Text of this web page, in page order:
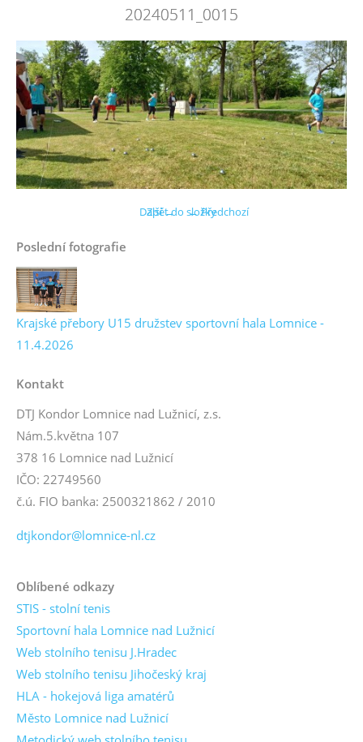
20240511_0015
← Předchozí
Další →
Zpět do složky
Poslední fotografie
Krajské přebory U15 družstev sportovní hala Lomnice -
11.4.2026
Kontakt
DTJ Kondor Lomnice nad Lužnicí, z.s.
Nám.5.května 107
378 16 Lomnice nad Lužnicí
IČO: 22749560
č.ú. FIO banka: 2500321862 / 2010
dtjkondor@lomnice-nl.cz
Oblíbené odkazy
STIS - stolní tenis
Sportovní hala Lomnice nad Lužnicí
Web stolního tenisu J.Hradec
Web stolního tenisu Jihočeský kraj
HLA - hokejová liga amatérů
Město Lomnice nad Lužnicí